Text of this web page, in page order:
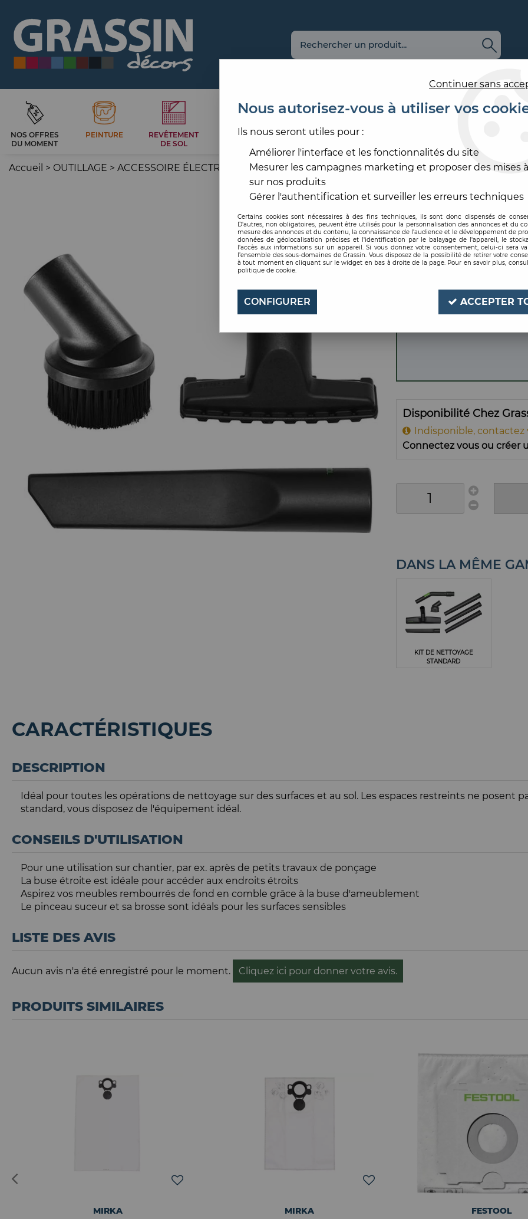
NOS OFFRES
DU MOMENT
PEINTURE
REVÊTEMENT
DE SOL
CARRELAGE
REVÊTEMENT
OUTILLAGE
Accueil > OUTILLAGE > ACCESSOIRE ÉLECTROPORTATIF >ACCESSOIRE ASPIRATION >KIT DE NETTOYAGE
FESTOOL
Code produit : 262962 |
KIT DE
Soyez le premier à
Disponibilité Chez
Indisponible, contactez
Connectez vous ou créer
DANS LA MÊME
KIT DE NETTOYAGE
STANDARD
CARACTÉRISTIQUES
DESCRIPTION
Idéal pour toutes les opérations de nettoyage sur des surfaces et au sol. Les espaces restreints ne posent
standard, vous disposez de l'équipement idéal.
CONSEILS D'UTILISATION
Pour une utilisation sur chantier, par ex. après de petits travaux de ponçage
La buse étroite est idéale pour accéder aux endroits étroits
Aspirez vos meubles rembourrés de fond en comble grâce à la buse d'ameublement
Le pinceau suceur et sa brosse sont idéals pour les surfaces sensibles
LISTE DES AVIS
Aucun avis n'a été enregistré pour le moment. Cliquez ici pour donner votre avis.
PRODUITS SIMILAIRES
MIRKA MIRKA FESTOOL
Continuer sans
Nous autorisez-vous à utiliser vos
Ils nous seront utiles pour :
Améliorer l'interface et les fonctionnalités du site
Mesurer les campagnes marketing et proposer des mises
sur nos produits
Gérer l'authentification et surveiller les erreurs techniques
Certains cookies sont nécessaires à des fins techniques, ils sont donc dispensés de
D'autres, non obligatoires, peuvent être utilisés pour la personnalisation des annonces et du
mesure des annonces et du contenu, la connaissance de l'audience et le développement de
données de géolocalisation précises et l'identification par le balayage de l'appareil, le
l'accès aux informations sur un appareil. Si vous donnez votre consentement, celui-ci sera
l’ensemble des sous-domaines de Grassin. Vous disposez de la possibilité de retirer votre
à tout moment en cliquant sur le widget en bas à droite de la page. Pour en savoir plus,
politique de cookie.
CONFIGURER ACCEPTER